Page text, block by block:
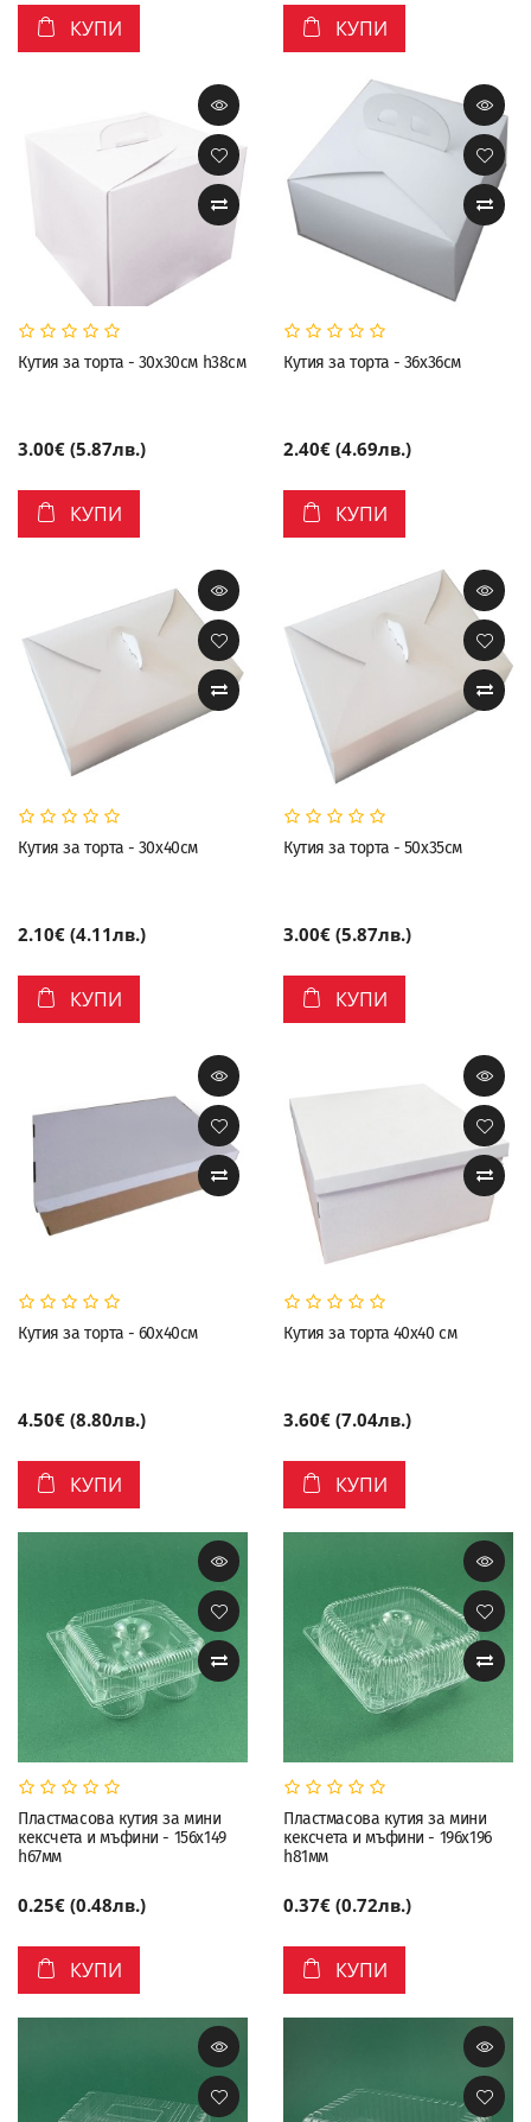
КУПИ КУПИ
Кутия за торта - 30х30см h38см
3.00€ (5.87лв.)
КУПИ
Кутия за торта - 36х36см
2.40€ (4.69лв.)
КУПИ
Кутия за торта - 30х40см
2.10€ (4.11лв.)
КУПИ
Кутия за торта - 50х35см
3.00€ (5.87лв.)
КУПИ
Кутия за торта - 60х40см
4.50€ (8.80лв.)
КУПИ
Кутия за торта 40х40 см
3.60€ (7.04лв.)
КУПИ
Пластмасова кутия за мини
кексчета и мъфини - 156х149
h67мм
0.25€ (0.48лв.)
КУПИ
Пластмасова кутия за мини
кексчета и мъфини - 196х196
h81мм
0.37€ (0.72лв.)
КУПИ